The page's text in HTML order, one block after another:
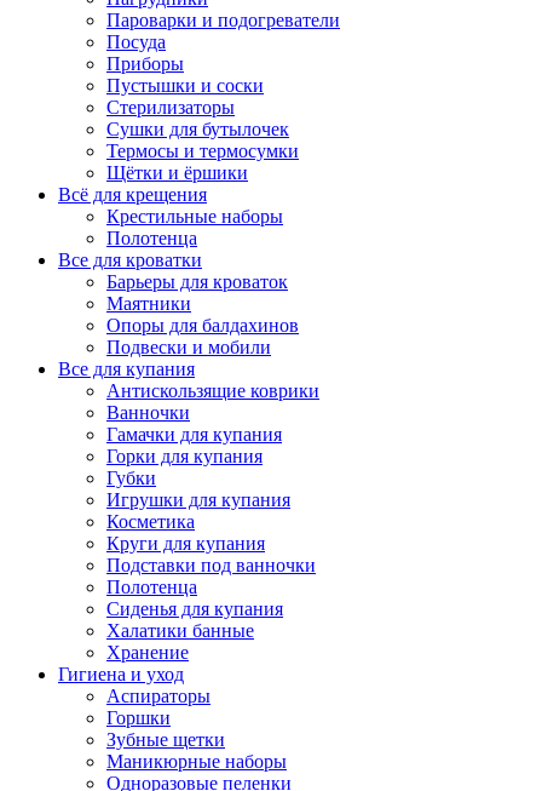
Пароварки и подогреватели
Посуда
Приборы
Пустышки и соски
Стерилизаторы
Сушки для бутылочек
Термосы и термосумки
Щётки и ёршики
Всё для крещения
Крестильные наборы
Полотенца
Все для кроватки
Барьеры для кроваток
Маятники
Опоры для балдахинов
Подвески и мобили
Все для купания
Антискользящие коврики
Ванночки
Гамачки для купания
Горки для купания
Губки
Игрушки для купания
Косметика
Круги для купания
Подставки под ванночки
Полотенца
Сиденья для купания
Халатики банные
Хранение
Гигиена и уход
Аспираторы
Горшки
Зубные щетки
Маникюрные наборы
Одноразовые пеленки